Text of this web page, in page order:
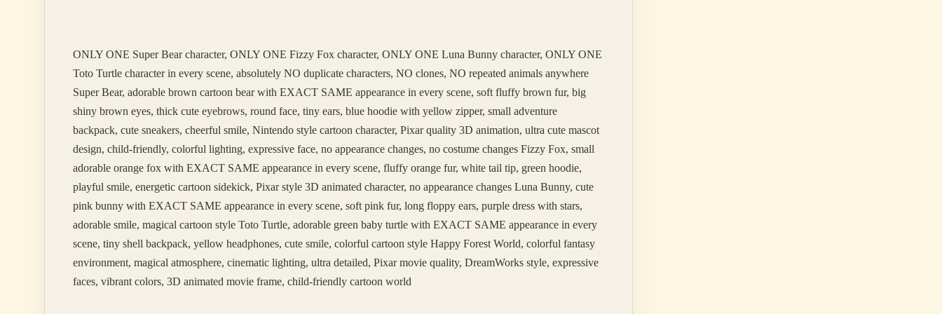
ONLY ONE Super Bear character, ONLY ONE Fizzy Fox character, ONLY ONE Luna Bunny character, ONLY ONE
Toto Turtle character in every scene, absolutely NO duplicate characters, NO clones, NO repeated animals anywhere
Super Bear, adorable brown cartoon bear with EXACT SAME appearance in every scene, soft fluffy brown fur, big
shiny brown eyes, thick cute eyebrows, round face, tiny ears, blue hoodie with yellow zipper, small adventure
backpack, cute sneakers, cheerful smile, Nintendo style cartoon character, Pixar quality 3D animation, ultra cute mascot
design, child-friendly, colorful lighting, expressive face, no appearance changes, no costume changes Fizzy Fox, small
adorable orange fox with EXACT SAME appearance in every scene, fluffy orange fur, white tail tip, green hoodie,
playful smile, energetic cartoon sidekick, Pixar style 3D animated character, no appearance changes Luna Bunny, cute
pink bunny with EXACT SAME appearance in every scene, soft pink fur, long floppy ears, purple dress with stars,
adorable smile, magical cartoon style Toto Turtle, adorable green baby turtle with EXACT SAME appearance in every
scene, tiny shell backpack, yellow headphones, cute smile, colorful cartoon style Happy Forest World, colorful fantasy
environment, magical atmosphere, cinematic lighting, ultra detailed, Pixar movie quality, DreamWorks style, expressive
faces, vibrant colors, 3D animated movie frame, child-friendly cartoon world